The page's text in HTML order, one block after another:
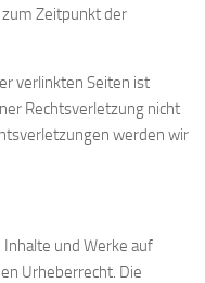
Zeitpunkt der
verlinkten Seiten ist
Rechtsverletzung nicht
werden wir
und Werke auf
Urheberrecht. Die